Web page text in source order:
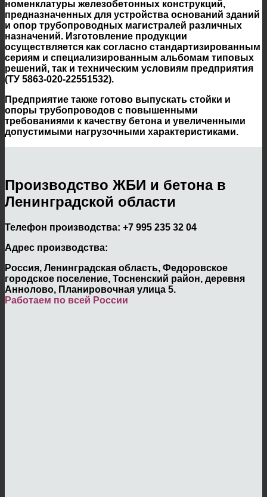
номенклатуры железобетонных конструкций,
предназначенных для устройства оснований зданий
и опор трубопроводных магистралей различных
назначений. Изготовление продукции
осуществляется как согласно стандартизированным
сериям и специализированным альбомам типовых
решений, так и техническим условиям предприятия
(ТУ 5863-020-22551532).
Предприятие также готово выпускать стойки и
опоры трубопроводов с повышенными
требованиями к качеству бетона и увеличенными
допустимыми нагрузочными характеристиками.
Производство ЖБИ и бетона в
Ленинградской области
Телефон производства: +7 995 235 32 04
Адрес производства:
Россия, Ленинградская область, Федоровское
городское поселение, Тосненский район, деревня
Аннолово, Планировочная улица 5.
Работаем по всей России